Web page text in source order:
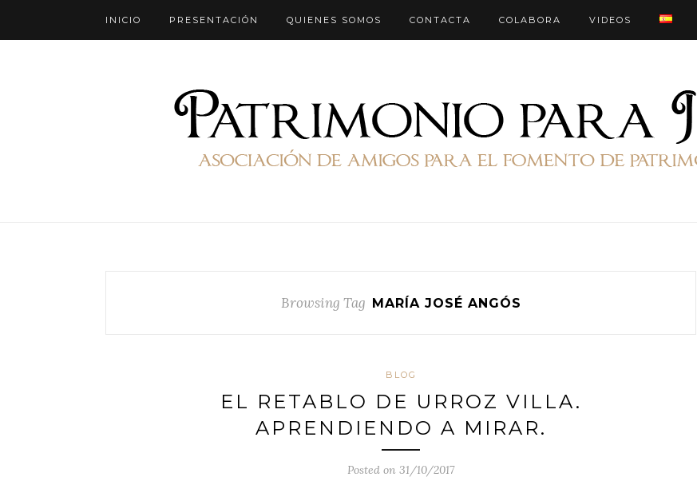
INICIO PRESENTACIÓN QUIENES SOMOS CONTACTA COLABORA VIDEOS
Browsing Tag MARÍA JOSÉ ANGÓS
BLOG
EL RETABLO DE URROZ VILLA.
APRENDIENDO A MIRAR.
Posted on 31/10/2017